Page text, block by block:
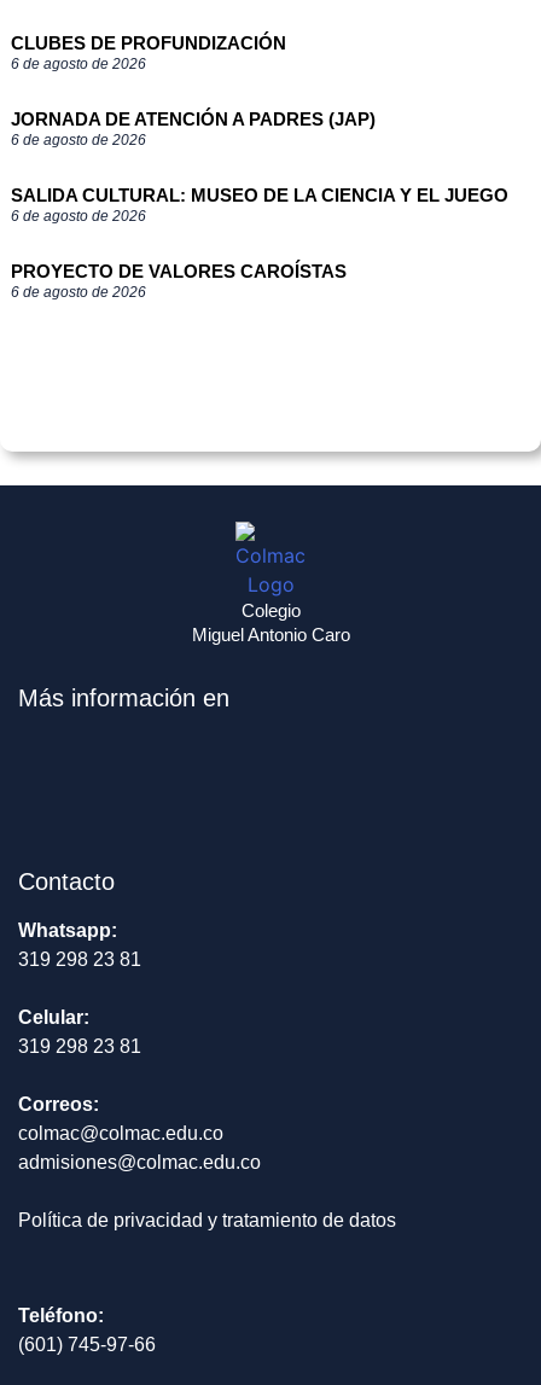
CLUBES DE PROFUNDIZACIÓN
6 de agosto de 2026
JORNADA DE ATENCIÓN A PADRES (JAP)
6 de agosto de 2026
SALIDA CULTURAL: MUSEO DE LA CIENCIA Y EL JUEGO
6 de agosto de 2026
PROYECTO DE VALORES CAROÍSTAS
6 de agosto de 2026
Colegio
Miguel Antonio Caro
Más información en
Contacto
Whatsapp:
319 298 23 81
Celular:
319 298 23 81
Correos:
colmac@colmac.edu.co
admisiones@colmac.edu.co
Política de privacidad y tratamiento de datos
Teléfono:
(601) 745-97-66